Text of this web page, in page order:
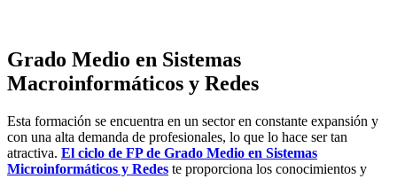
Grado Medio en Sistemas
Macroinformáticos y Redes
Esta formación se encuentra en un sector en constante expansión y
con una alta demanda de profesionales, lo que lo hace ser tan
atractiva. El ciclo de FP de Grado Medio en Sistemas
Microinformáticos y Redes te proporciona los conocimientos y